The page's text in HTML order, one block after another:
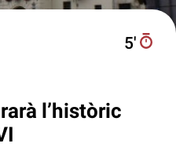
5′
l’històric